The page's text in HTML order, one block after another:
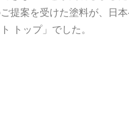
提案を受けた塗料が、日本
トップ」でした。